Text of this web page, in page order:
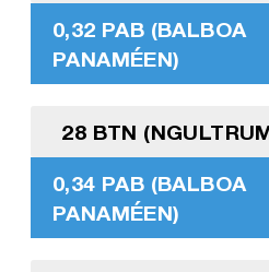
0,32 PAB (BALBOA
PANAMÉEN)
28 BTN
0,34 PAB (BALBOA
PANAMÉEN)